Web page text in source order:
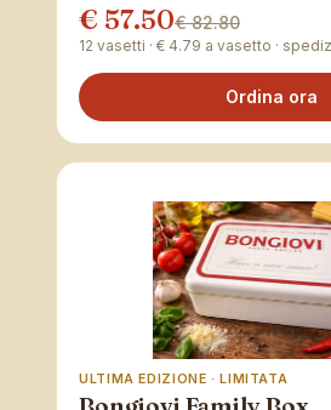
€ 57.50€ 82.80
12 vasetti · € 4.79 a vasetto ·
Ordina ora
ULTIMA EDIZIONE · LIMITATA